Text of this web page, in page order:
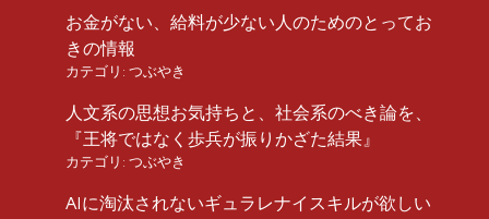
お金がない、給料が少ない人のためのとってお
きの情報
カテゴリ: つぶやき
人文系の思想お気持ちと、社会系のべき論を、
『王将ではなく歩兵が振りかざた結果』
カテゴリ: つぶやき
AIに淘汰されないギュラレナイスキルが欲しい